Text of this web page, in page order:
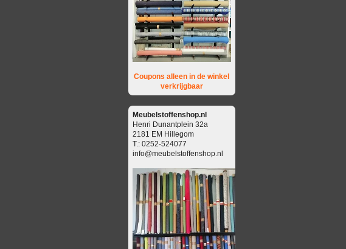
Coupons alleen in de winkel
verkrijgbaar
Meubelstoffenshop.nl
Henri Dunantplein 32a
2181 EM Hillegom
T.: 0252-524077
info@meubelstoffenshop.nl